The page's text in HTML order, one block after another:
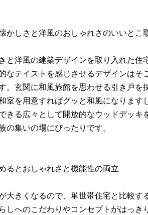
かしさと洋風のおしゃれさのいいとこ
と洋風の建築デザインを取り入れた住
なテイストを感じさせるデザインはそ
。玄関に和風旅館を思わせる引き戸を
室を用意すればグッと和風になります
きる広々として開放的なウッドデッキ
の集いの場にぴったりです。
るとおしゃれさと機能性の両立
大きくなるので、単世帯住宅と比較す
しへのこだわりやコンセプトがはっき